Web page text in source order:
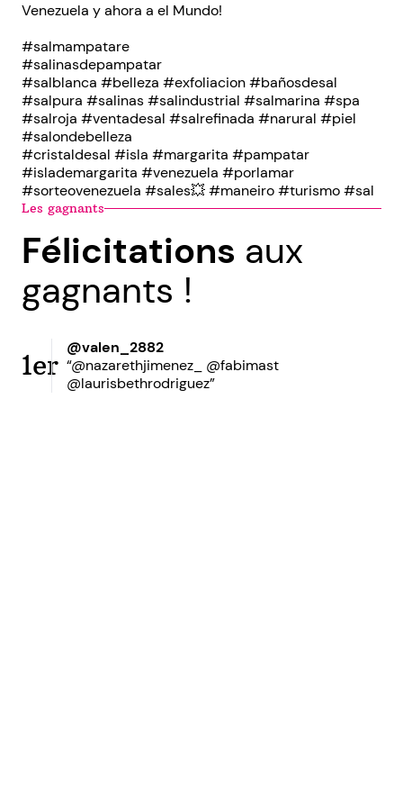
Venezuela y ahora a el Mundo!
#salmampatare
#salinasdepampatar
#salblanca #belleza #exfoliacion #bañosdesal
#salpura #salinas #salindustrial #salmarina #spa
#salroja #ventadesal #salrefinada #narural #piel
#salondebelleza
#cristaldesal #isla #margarita #pampatar
#islademargarita #venezuela #porlamar
#sorteovenezuela #sales💥 #maneiro #turismo #sal
Les gagnants
Félicitations aux
gagnants !
1er
@valen_2882
“@nazarethjimenez_ @fabimast
@laurisbethrodriguez”